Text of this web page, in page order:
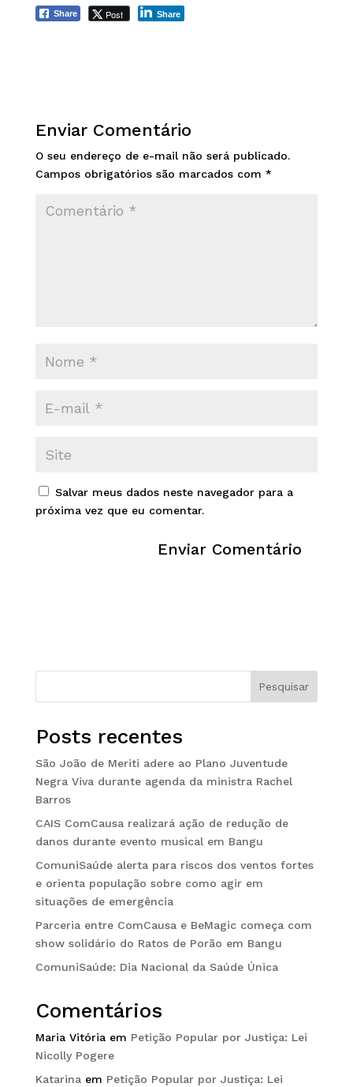
Share Post Share
Enviar Comentário
O seu endereço de e-mail não será publicado.
Campos obrigatórios são marcados com *
Salvar meus dados neste navegador para a
próxima vez que eu comentar.
Pesquisar
Posts recentes
São João de Meriti adere ao Plano Juventude
Negra Viva durante agenda da ministra Rachel
Barros
CAIS ComCausa realizará ação de redução de
danos durante evento musical em Bangu
ComuniSaúde alerta para riscos dos ventos fortes
e orienta população sobre como agir em
situações de emergência
Parceria entre ComCausa e BeMagic começa com
show solidário do Ratos de Porão em Bangu
ComuniSaúde: Dia Nacional da Saúde Única
Comentários
Maria Vitóriaem Petição Popular por Justiça: Lei
Nicolly Pogere
Katarinaem Petição Popular por Justiça: Lei